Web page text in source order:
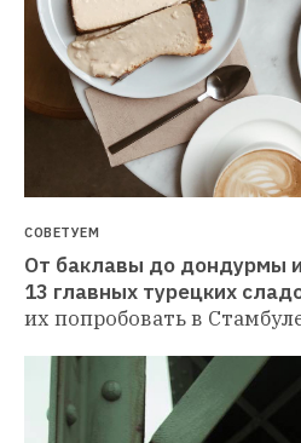
СОВЕТУЕМ
От баклавы до дондурмы
13 главных турецких
их попробовать в